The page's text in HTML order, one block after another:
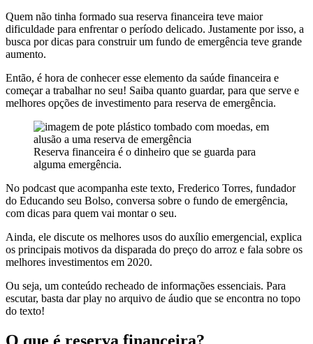
Quem não tinha formado sua reserva financeira teve maior
dificuldade para enfrentar o período delicado. Justamente por isso, a
busca por dicas para construir um fundo de emergência teve grande
aumento.
Então, é hora de conhecer esse elemento da saúde financeira e
começar a trabalhar no seu! Saiba quanto guardar, para que serve e
melhores opções de investimento para reserva de emergência.
Reserva financeira é o dinheiro que se guarda para
alguma emergência.
No podcast que acompanha este texto, Frederico Torres, fundador
do Educando seu Bolso, conversa sobre o fundo de emergência,
com dicas para quem vai montar o seu.
Ainda, ele discute os melhores usos do auxílio emergencial, explica
os principais motivos da disparada do preço do arroz e fala sobre os
melhores investimentos em 2020.
Ou seja, um conteúdo recheado de informações essenciais. Para
escutar, basta dar play no arquivo de áudio que se encontra no topo
do texto!